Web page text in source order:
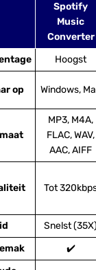
Spotify
Music
Converter
Hoogst
op Windows,
MP3, M4A,
FLAC, WAV,
AAC, AIFF
Tot
Snelst (35X)
✔️